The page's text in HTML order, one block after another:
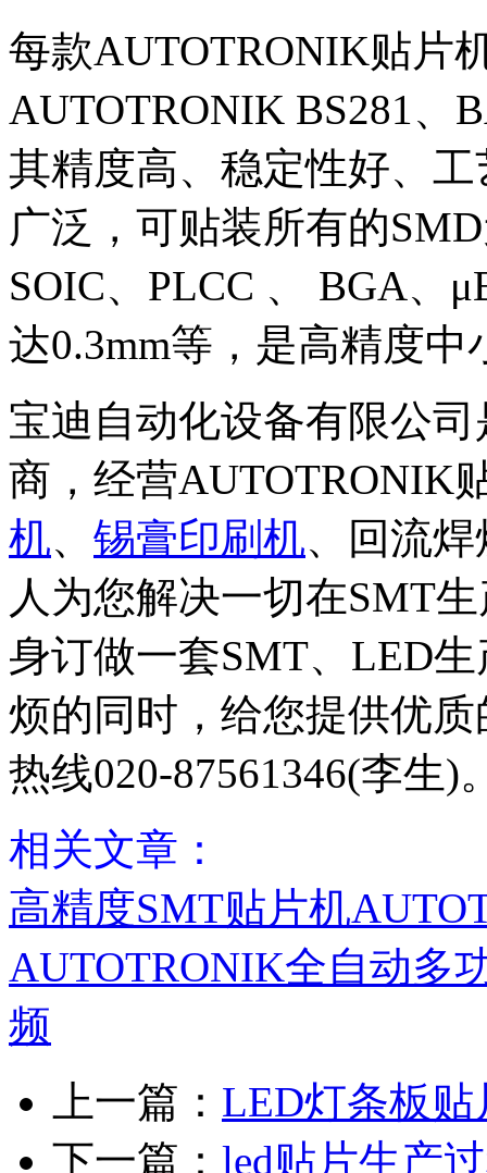
每款AUTOTRONIK贴片
AUTOTRONIK BS281、
其精度高、稳定性好、
广泛，可贴装所有的
SOIC、PLCC 、 BGA、
达0.3mm等，是高精度
宝迪自动化设备有限公
商，经营AUTOTRONIK
机、 锡膏印刷机、回流
人为您解决一切在SMT
身订做一套SMT、LED
烦的同时，给您提供优
热线020-87561346(李生)
相关文章：
高精度SMT贴片机
AUTOTRONIK全自动多
频
上一篇： LED灯条板
下一篇： led贴片生产